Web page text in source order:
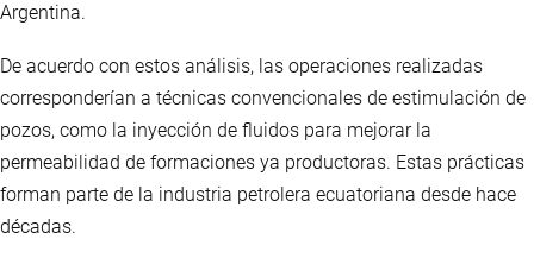
Argentina.
De acuerdo con estos análisis, las operaciones realizadas
corresponderían a técnicas convencionales de estimulación de
pozos, como la inyección de fluidos para mejorar la
permeabilidad de formaciones ya productoras. Estas prácticas
forman parte de la industria petrolera ecuatoriana desde hace
décadas.